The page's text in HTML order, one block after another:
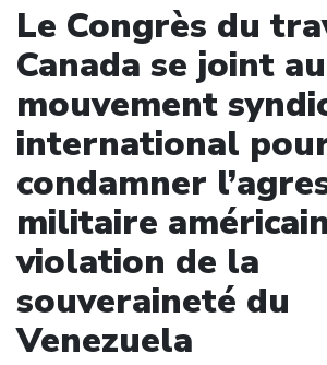
Le Congrès du
Canada se joint au
mouvement
international
condamner
militaire
violation de la
souveraineté du
Venezuela